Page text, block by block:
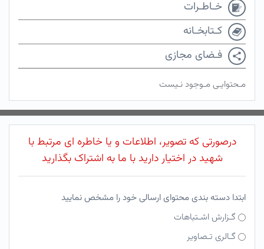
خـاطـرات
کـتابخـانه
فـضای مجازی
مـحتوایـی مـوجود نـیست
درصورتی که تصویر، اطلاعات و یا خاطره ای مرتبط با
شهید در اختیار دارید با ما به اشتراک بگذارید
ابتدا دسته بندی محتوای ارسالی خود را مشخص نمایید
گـزارش اشـتباهات
گـالری تـصاویر